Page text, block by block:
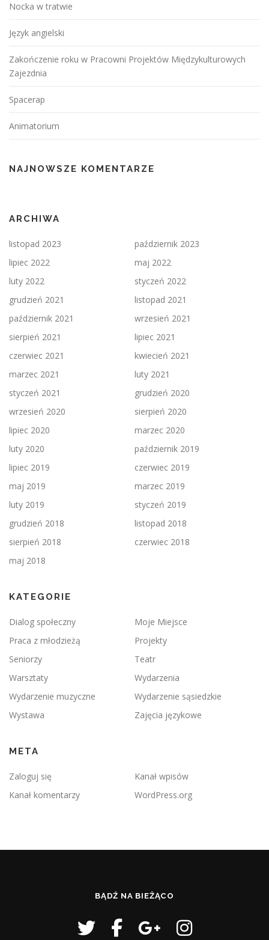
Nocka w tratwie
Język angielski
Zakończenie roku w Pracowni Projektów Międzykulturowych
Zajezdnia
Spacerap
Animatorium
NAJNOWSZE KOMENTARZE
ARCHIWA
listopad 2023
październik 2023
lipiec 2022
maj 2022
luty 2022
styczeń 2022
grudzień 2021
listopad 2021
październik 2021
wrzesień 2021
sierpień 2021
lipiec 2021
czerwiec 2021
kwiecień 2021
marzec 2021
luty 2021
styczeń 2021
grudzień 2020
wrzesień 2020
sierpień 2020
lipiec 2020
marzec 2020
luty 2020
październik 2019
lipiec 2019
czerwiec 2019
maj 2019
marzec 2019
luty 2019
styczeń 2019
grudzień 2018
listopad 2018
sierpień 2018
czerwiec 2018
maj 2018
KATEGORIE
Dialog społeczny
Moje Miejsce
Praca z młodzieżą
Projekty
Seniorzy
Teatr
Warsztaty
Wydarzenia
Wydarzenie muzyczne
Wydarzenie sąsiedzkie
Wystawa
Zajęcia językowe
META
Zaloguj się
Kanał wpisów
Kanał komentarzy
WordPress.org
BĄDŹ NA BIEŻĄCO